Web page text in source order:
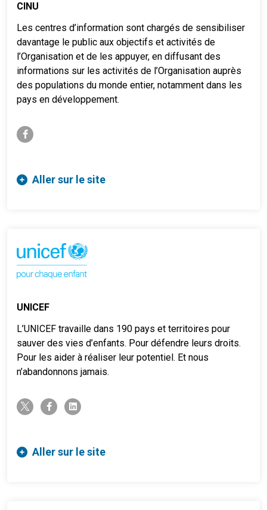
CINU
Les centres d’information sont chargés de sensibiliser
davantage le public aux objectifs et activités de
l’Organisation et de les appuyer, en diffusant des
informations sur les activités de l’Organisation auprès
des populations du monde entier, notamment dans les
pays en développement.
facebook-f
Aller sur le site
UNICEF
L’UNICEF travaille dans 190 pays et territoires pour
sauver des vies d’enfants. Pour défendre leurs droits.
Pour les aider à réaliser leur potentiel. Et nous
n’abandonnons jamais.
twitter-x facebook-flinkedin
Aller sur le site